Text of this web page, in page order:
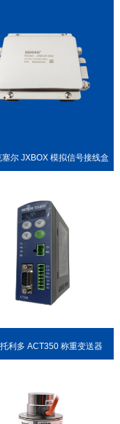
尔 JXBOX 模拟信号接线盒
利多 ACT350 称重变送器